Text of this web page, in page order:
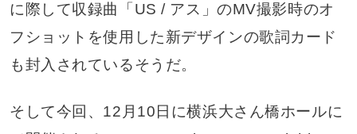
に際して収録曲「US / アス」のMV撮影時のオ
フショットを使用した新デザインの歌詞カード
も封入されているそうだ。
そして今回、12月10日に横浜大さん橋ホールに